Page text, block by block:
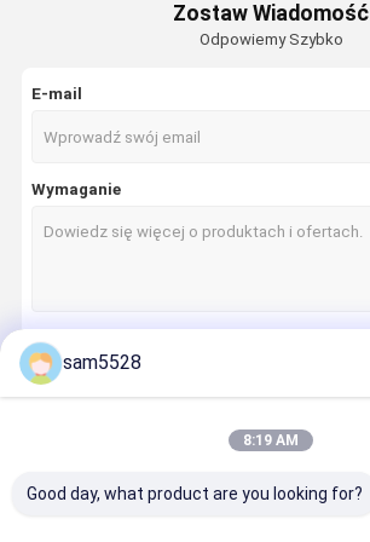
Zostaw Wiadomość
Odpowiemy Szybko
E-mail
Wymaganie
sam5528
8:19 AM
Good day, what product are you looking for?